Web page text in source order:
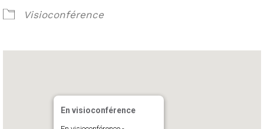
Visioconférence
En visioconférence